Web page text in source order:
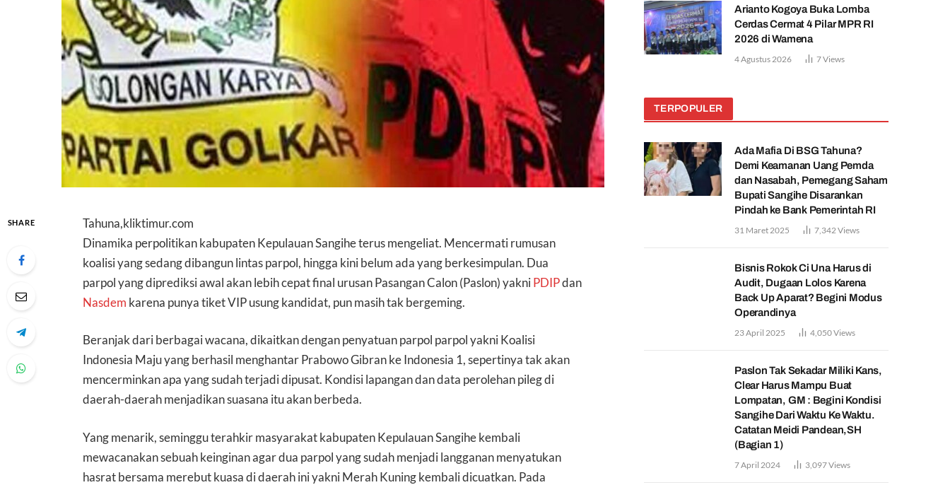
SHARE
Tahuna,kliktimur.com
Dinamika perpolitikan kabupaten Kepulauan Sangihe terus mengeliat. Mencermati rumusan
koalisi yang sedang dibangun lintas parpol, hingga kini belum ada yang berkesimpulan. Dua
parpol yang diprediksi awal akan lebih cepat final urusan Pasangan Calon (Paslon) yakni PDIPdan
Nasdem karena punya tiket VIP usung kandidat, pun masih tak bergeming.
Beranjak dari berbagai wacana, dikaitkan dengan penyatuan parpol parpol yakni Koalisi
Indonesia Maju yang berhasil menghantar Prabowo Gibran ke Indonesia 1, sepertinya tak akan
mencerminkan apa yang sudah terjadi dipusat. Kondisi lapangan dan data perolehan pileg di
daerah-daerah menjadikan suasana itu akan berbeda.
Yang menarik, seminggu terahkir masyarakat kabupaten Kepulauan Sangihe kembali
mewacanakan sebuah keinginan agar dua parpol yang sudah menjadi langganan menyatukan
hasrat bersama merebut kuasa di daerah ini yakni Merah Kuning kembali dicuatkan. Pada
Arianto Kogoya Buka Lomba
Cerdas Cermat 4 Pilar MPR RI
2026 di Wamena
4 Agustus 2026 7Views
TERPOPULER
Ada Mafia Di BSG Tahuna?
Demi Keamanan Uang Pemda
dan Nasabah, Pemegang Saham
Bupati Sangihe Disarankan
Pindah ke Bank Pemerintah RI
31 Maret 2025 7,342 Views
Bisnis Rokok Ci Una Harus di
Audit, Dugaan Lolos Karena
Back Up Aparat? Begini Modus
Operandinya
23 April 2025 4,050Views
Paslon Tak Sekadar Miliki Kans,
Clear Harus Mampu Buat
Lompatan, GM : Begini Kondisi
Sangihe Dari Waktu Ke Waktu.
Catatan Meidi Pandean,SH
(Bagian 1)
7 April 2024 3,097Views